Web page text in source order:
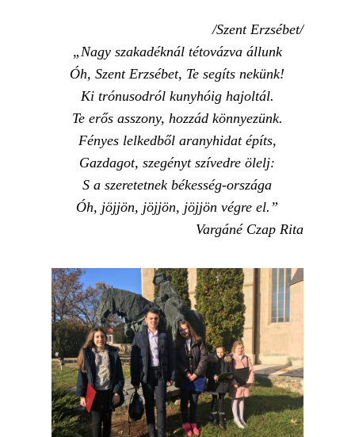
/Szent Erzsébet/
„Nagy szakadéknál tétovázva állunk
Óh, Szent Erzsébet, Te segíts nekünk!
Ki trónusodról kunyhóig hajoltál.
Te erős asszony, hozzád könnyezünk.
Fényes lelkedből aranyhidat építs,
Gazdagot, szegényt szívedre ölelj:
S a szeretetnek békesség-országa
Óh, jöjjön, jöjjön, jöjjön végre el.”
Vargáné Czap Rita